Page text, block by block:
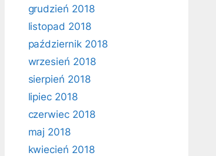
grudzień 2018
listopad 2018
październik 2018
wrzesień 2018
sierpień 2018
lipiec 2018
czerwiec 2018
maj 2018
kwiecień 2018